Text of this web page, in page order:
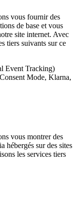
vous fournir des
de base et vous
site internet. Avec
tiers suivants sur ce
Event Tracking)
Mode, Klarna,
vous montrer des
hébergés sur des sites
les services tiers